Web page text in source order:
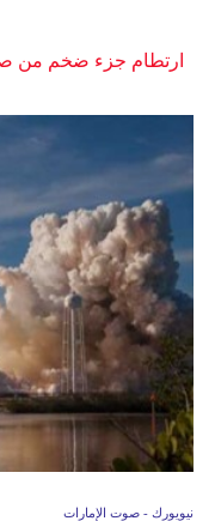
ارتطام جزء ضخم من
نيويورك - صوت الإمارات